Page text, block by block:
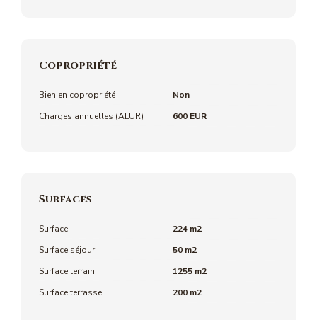
Copropriété
Bien en copropriété
Non
Charges annuelles (ALUR)
600 EUR
Surfaces
Surface
224 m2
Surface séjour
50 m2
Surface terrain
1255 m2
Surface terrasse
200 m2